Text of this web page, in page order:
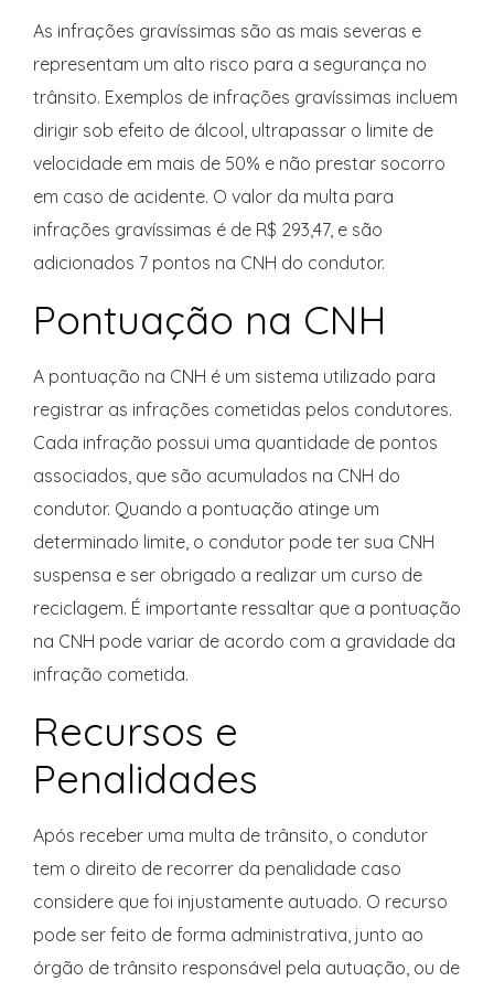
As infrações gravíssimas são as mais severas e
representam um alto risco para a segurança no
trânsito. Exemplos de infrações gravíssimas incluem
dirigir sob efeito de álcool, ultrapassar o limite de
velocidade em mais de 50% e não prestar socorro
em caso de acidente. O valor da multa para
infrações gravíssimas é de R$ 293,47, e são
adicionados 7 pontos na CNH do condutor.
Pontuação na CNH
A pontuação na CNH é um sistema utilizado para
registrar as infrações cometidas pelos condutores.
Cada infração possui uma quantidade de pontos
associados, que são acumulados na CNH do
condutor. Quando a pontuação atinge um
determinado limite, o condutor pode ter sua CNH
suspensa e ser obrigado a realizar um curso de
reciclagem. É importante ressaltar que a pontuação
na CNH pode variar de acordo com a gravidade da
infração cometida.
Recursos e
Penalidades
Após receber uma multa de trânsito, o condutor
tem o direito de recorrer da penalidade caso
considere que foi injustamente autuado. O recurso
pode ser feito de forma administrativa, junto ao
órgão de trânsito responsável pela autuação, ou de